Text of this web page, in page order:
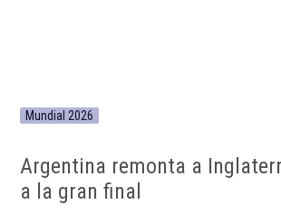
Mundial 2026
Argentina remonta a
a la gran final